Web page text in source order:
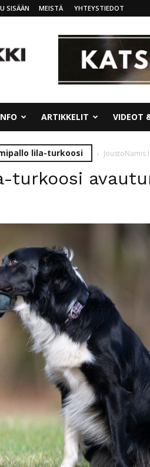
SISÄÄN MEISTÄ YHTEYSTIEDOT
ARTIKKELIT VIDEOT
lila-turkoosi
turkoosi